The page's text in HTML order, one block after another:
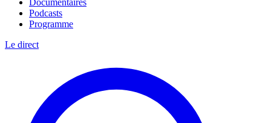
Documentaires
Podcasts
Programme
Le direct